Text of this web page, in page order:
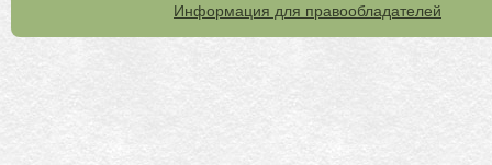
Информация для правообладателей